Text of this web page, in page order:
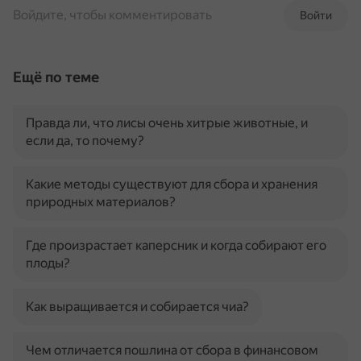
Войти
Войдите, чтобы комментировать
Ещё по теме
Правда ли, что лисы очень хитрые животные, и
если да, то почему?
Какие методы существуют для сбора и хранения
природных материалов?
Где произрастает каперсник и когда собирают его
плоды?
Как выращивается и собирается чиа?
Чем отличается пошлина от сбора в финансовом